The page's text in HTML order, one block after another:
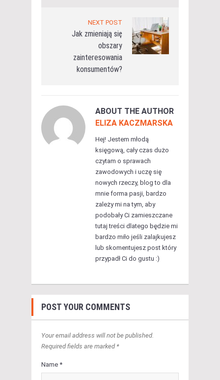
NEXT POST
Jak zmieniają się
obszary
zainteresowania
konsumentów?
ABOUT THE AUTHOR
ELIZA KACZMARSKA
Hej! Jestem młodą
księgową, cały czas dużo
czytam o sprawach
zawodowych i uczę się
nowych rzeczy, blog to dla
mnie forma pasji, bardzo
zależy mi na tym, aby
podobały Ci zamieszczane
tutaj treści dlatego będzie mi
bardzo miło jeśli zalajkujesz
lub skomentujesz post który
przypadł Ci do gustu :)
POST YOUR COMMENTS
Your email address will not be published.
Required fields are marked *
Name *